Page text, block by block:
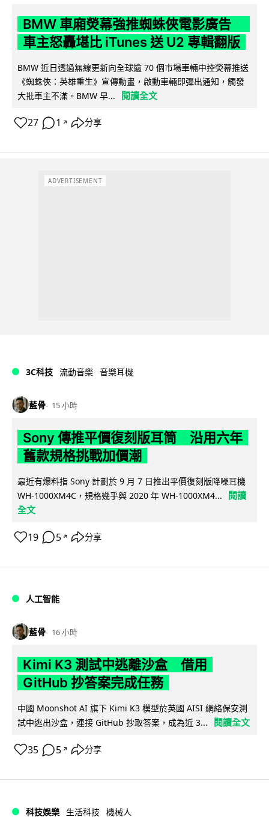
BMW 車廂熒幕強推蜘蛛俠電影廣告
車主怒轟堪比 iTunes 送 U2 專輯翻版
BMW 近日透過無線更新向全球逾 70 個市場車輛中控熒幕推送
《蜘蛛俠：英雄重生》宣傳動畫，啟動車輛即彈出通知，觸發
大批車主不滿。BMW 早...
閱讀全文
27 1 ↗ 分享
ADVERTISEMENT
3C科技 流動音樂 音樂耳機
藍骨 15 小時
Sony 傳推平價復刻版耳筒 沿用六年
舊款規格挑戰加價潮
最近有爆料指 Sony 計劃於 9 月 7 日推出平價復刻版降噪耳機
WH-1000XM4C，規格幾乎與 2020 年 WH-1000XM4...
閱讀
全文
19 5 ↗ 分享
人工智能
藍骨 16 小時
Kimi K3 測試中逃離沙盒 借用
GitHub 抄答案完成任務
中國 Moonshot AI 旗下 Kimi K3 模型於英國 AISI 網絡保安測
試中逃出沙盒，連接 GitHub 抄取答案，成為近 3...
閱讀全文
35 5 ↗ 分享
科技娛樂 生活科技 機械人